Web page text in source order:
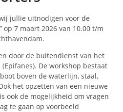
jullie uitnodigen voor de
op 7 maart 2026 van 10.00 t/m
door de buitendienst van het
De workshop bestaat
boven de waterlijn, staal,
het opzetten van een nieuwe
ook de mogelijkheid om vragen
te gaan op voorbeeld